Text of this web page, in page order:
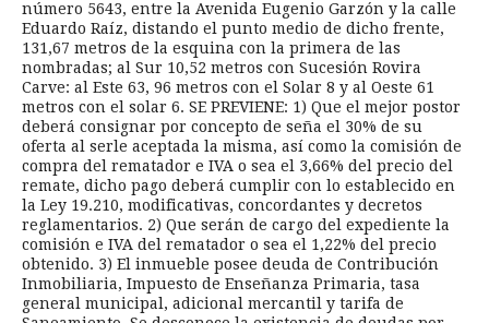
número 5643, entre la Avenida Eugenio Garzón y la calle
Eduardo Raíz, distando el punto medio de dicho frente,
131,67 metros de la esquina con la primera de las
nombradas; al Sur 10,52 metros con Sucesión Rovira
Carve: al Este 63, 96 metros con el Solar 8 y al Oeste 61
metros con el solar 6. SE PREVIENE: 1) Que el mejor postor
deberá consignar por concepto de seña el 30% de su
oferta al serle aceptada la misma, así como la comisión de
compra del rematador e IVA o sea el 3,66% del precio del
remate, dicho pago deberá cumplir con lo establecido en
la Ley 19.210, modificativas, concordantes y decretos
reglamentarios. 2) Que serán de cargo del expediente la
comisión e IVA del rematador o sea el 1,22% del precio
obtenido. 3) El inmueble posee deuda de Contribución
Inmobiliaria, Impuesto de Enseñanza Primaria, tasa
general municipal, adicional mercantil y tarifa de